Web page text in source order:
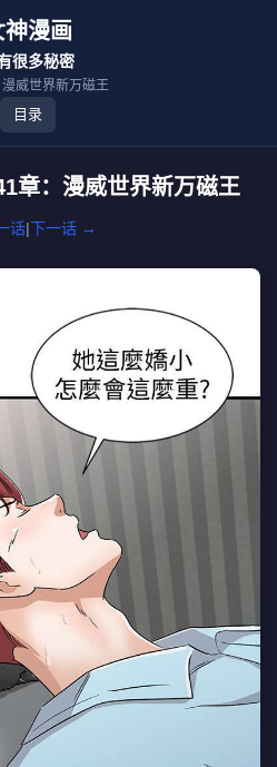
神漫画
很多秘密
威世界新万磁王
目录
章：漫威世界新万磁王
话|下一话 →